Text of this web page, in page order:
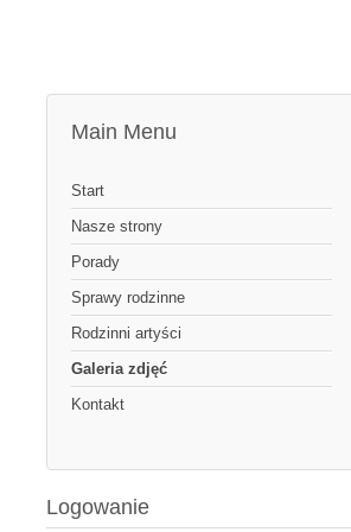
Main Menu
Start
Nasze strony
Porady
Sprawy rodzinne
Rodzinni artyści
Galeria zdjęć
Kontakt
Logowanie